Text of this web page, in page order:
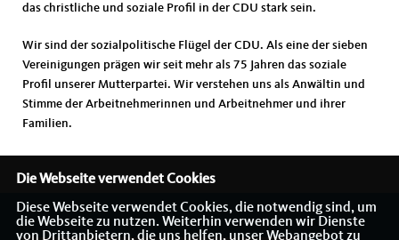
das christliche und soziale Profil in der CDU stark sein.
Wir sind der sozialpolitische Flügel der CDU. Als eine der sieben
Vereinigungen prägen wir seit mehr als 75 Jahren das soziale
Profil unserer Mutterpartei. Wir verstehen uns als Anwältin und
Stimme der Arbeitnehmerinnen und Arbeitnehmer und ihrer
Familien.
Die Webseite verwendet Cookies
Diese Webseite verwendet Cookies, die notwendig sind, um
die Webseite zu nutzen. Weiterhin verwenden wir Dienste
von Drittanbietern, die uns helfen, unser Webangebot zu